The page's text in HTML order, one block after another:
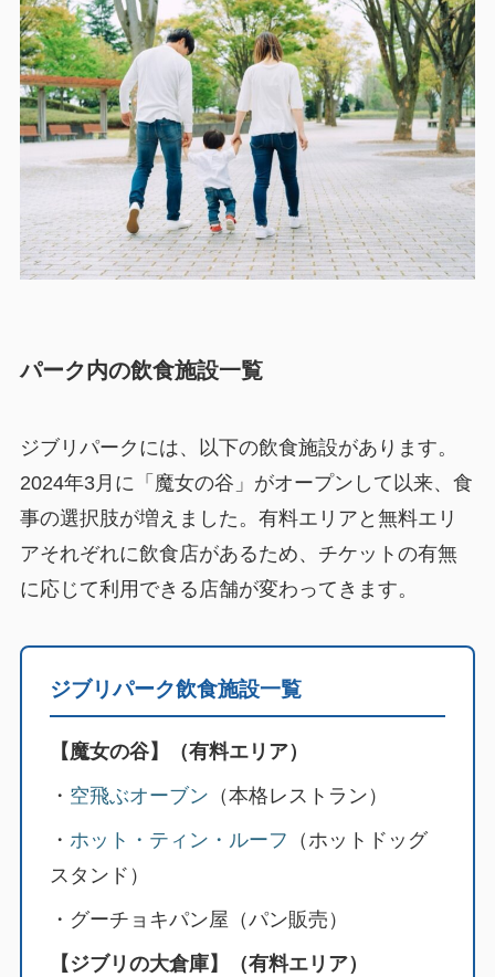
パーク内の飲食施設一覧
ジブリパークには、以下の飲食施設があります。
2024年3月に「魔女の谷」がオープンして以来、食
事の選択肢が増えました。有料エリアと無料エリ
アそれぞれに飲食店があるため、チケットの有無
に応じて利用できる店舗が変わってきます。
ジブリパーク飲食施設一覧
【魔女の谷】（有料エリア）
・ 空飛ぶオーブン （本格レストラン）
・ ホット・ティン・ルーフ （ホットドッグ
スタンド）
・グーチョキパン屋（パン販売）
【ジブリの大倉庫】（有料エリア）